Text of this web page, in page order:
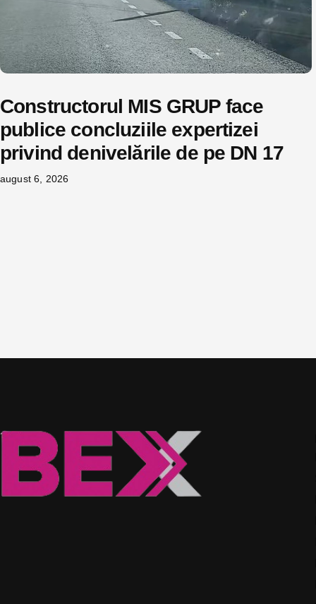
Constructorul MIS GRUP face
publice concluziile expertizei
privind denivelările de pe DN 17
august 6, 2026